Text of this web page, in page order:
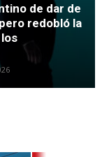
de dar de
redobló la